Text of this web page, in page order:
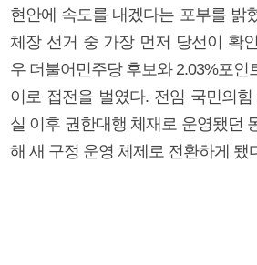
현안에 속도를 내겠다는 포부를 밝
체장 선거 중 가장 먼저 당선이 확
우 더불어민주당 후보와 2.03%포인
이로 접전을 벌였다. 전임 국민의
실 이후 권한대행 체재로 운영됐던
해 새 구정 운영 체제로 전환하게 됐